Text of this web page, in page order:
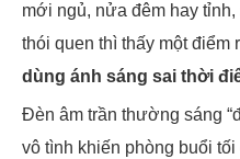
mới ngủ, nửa đêm hay
thói quen thì thấy một điểm
dùng ánh sáng sai thời
Đèn âm trần thường sáng
vô tình khiến phòng buổi